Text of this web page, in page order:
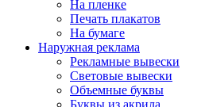
На пленке
Печать плакатов
На бумаге
Наружная реклама
Рекламные вывески
Световые вывески
Объемные буквы
Буквы из акрила